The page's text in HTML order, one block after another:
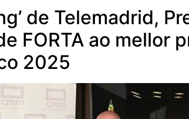
de Telemadrid,
FORTA ao mellor
2025